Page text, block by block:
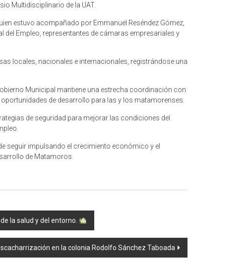
Multidisciplinario de la UAT.
estuvo acompañado por Emmanuel Reséndez Gómez,
Empleo, representantes de cámaras empresariales y
locales, nacionales e internacionales, registrándose una
Municipal mantiene una estrecha coordinación con
de desarrollo para las y los matamorenses.
de seguridad para mejorar las condiciones del
seguir impulsando el crecimiento económico y el
de Matamoros.
la salud y del entorno.
en la colonia Rodolfo Sánchez Taboada